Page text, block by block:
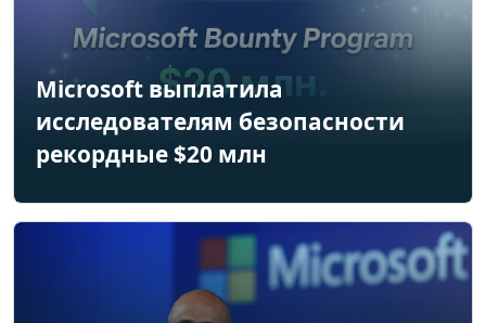
Microsoft выплатила
исследователям безопасности
рекордные $20 млн